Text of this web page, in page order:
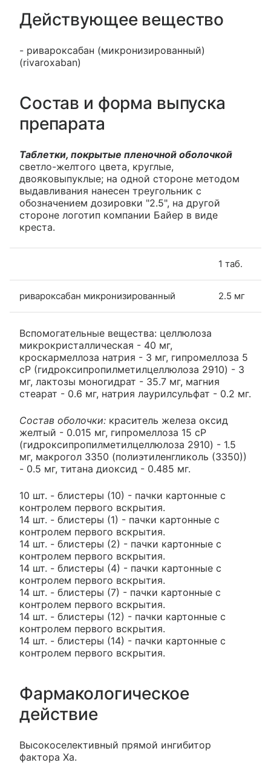
Действующее вещество
- ривароксабан (микронизированный)
(rivaroxaban)
Состав и форма выпуска
препарата
Таблетки, покрытые пленочной оболочкой
светло-желтого цвета, круглые,
двояковыпуклые; на одной стороне методом
выдавливания нанесен треугольник с
обозначением дозировки "2.5", на другой
стороне логотип компании Байер в виде
креста.
1 таб.
ривароксабан микронизированный 2.5 мг
Вспомогательные вещества: целлюлоза
микрокристаллическая - 40 мг,
кроскармеллоза натрия - 3 мг, гипромеллоза 5
cP (гидроксипропилметилцеллюлоза 2910) - 3
мг, лактозы моногидрат - 35.7 мг, магния
стеарат - 0.6 мг, натрия лаурилсульфат - 0.2 мг.
Состав оболочки: краситель железа оксид
желтый - 0.015 мг, гипромеллоза 15 cP
(гидроксипропилметилцеллюлоза 2910) - 1.5
мг, макрогол 3350 (полиэтиленгликоль (3350))
- 0.5 мг, титана диоксид - 0.485 мг.
10 шт. - блистеры (10) - пачки картонные с
контролем первого вскрытия.
14 шт. - блистеры (1) - пачки картонные с
контролем первого вскрытия.
14 шт. - блистеры (2) - пачки картонные с
контролем первого вскрытия.
14 шт. - блистеры (4) - пачки картонные с
контролем первого вскрытия.
14 шт. - блистеры (7) - пачки картонные с
контролем первого вскрытия.
14 шт. - блистеры (12) - пачки картонные с
контролем первого вскрытия.
14 шт. - блистеры (14) - пачки картонные с
контролем первого вскрытия.
Фармакологическое
действие
Высокоселективный прямой ингибитор
фактора Ха.